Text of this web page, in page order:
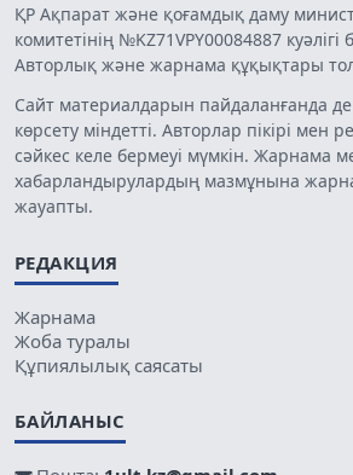
ҚР Ақпарат және қоғамдық даму
комитетінің №KZ71VPY00084887 куәлігі
Авторлық және жарнама құқықтары
Сайт материалдарын пайдаланғанда
көрсету міндетті. Авторлар пікірі мен
сәйкес келе бермеуі мүмкін. Жарнама
хабарландырулардың мазмұнына
жауапты.
РЕДАКЦИЯ
Жарнама
Жоба туралы
Құпиялылық саясаты
БАЙЛАНЫС